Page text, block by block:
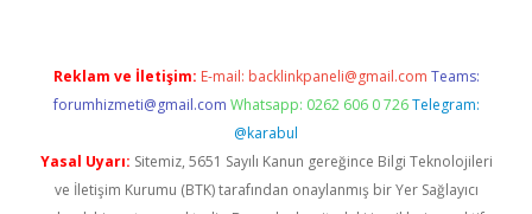
Reklam ve İletişim: E-mail: backlinkpaneli@gmail.com Teams:
forumhizmeti@gmail.com Whatsapp: 0262 606 0 726 Telegram:
@karabul
Yasal Uyarı: Sitemiz, 5651 Sayılı Kanun gereğince Bilgi Teknolojileri
ve İletişim Kurumu (BTK) tarafından onaylanmış bir Yer Sağlayıcı